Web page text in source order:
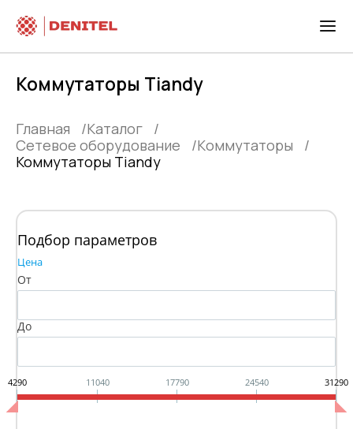
Коммутаторы Tiandy
Главная
Каталог
Сетевое оборудование
Kоммутаторы
Коммутаторы Tiandy
Подбор параметров
Цена
От
До
4290 11040 17790 24540 31290